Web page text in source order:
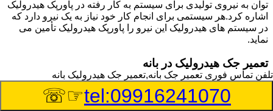
توان به نیروی تولیدی برای سیستم به کار رفته در پاورپک هیدرولیک
اشاره کرد.هر سیستمی برای انجام کار خود نیاز به یک نیرو دارد که
در سیستم های هیدرولیک این نیرو را پاورپک هیدرولیک تأمین می
نماید.
تعمیر جک هیدرولیک در بانه
وسیله‎ای که با عملکرد خود موجب بلند شدن اهرم و یا وزن سنگین
در یک قسمت می گردد را جک هیدرولیک می نامند.جک هیدرولیک
تلفن تماس فوری تعمیر جک بانه,تعمیر جک هیدرولیک بانه
tel:09916241070
☞☏